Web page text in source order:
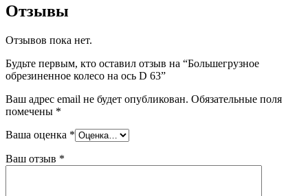
Отзывы
Отзывов пока нет.
Будьте первым, кто оставил отзыв на “Большегрузное
обрезиненное колесо на ось D 63”
Ваш адрес email не будет опубликован. Обязательные поля
помечены *
Ваша оценка *
Ваш отзыв *